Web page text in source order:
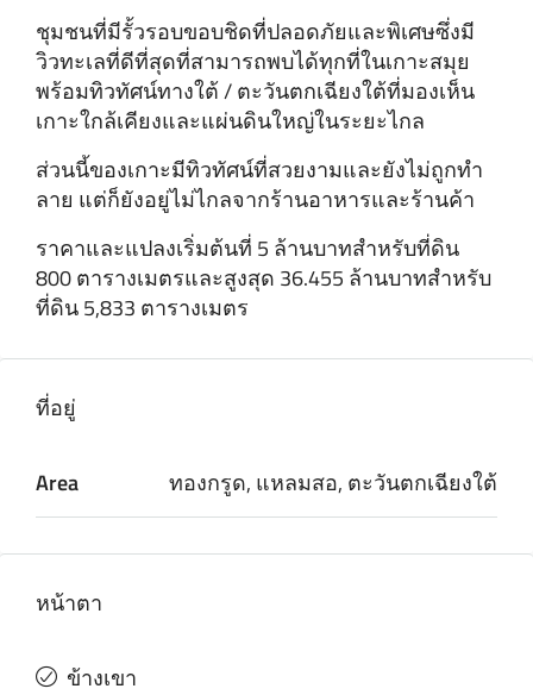
ชุมชนที่มีรั้วรอบขอบชิดที่ปลอดภัยและพิเศษซึ่งมี
วิวทะเลที่ดีที่สุดที่สามารถพบได้ทุกที่ในเกาะสมุย
พร้อมทิวทัศน์ทางใต้ / ตะวันตกเฉียงใต้ที่มองเห็น
เกาะใกล้เคียงและแผ่นดินใหญ่ในระยะไกล
ส่วนนี้ของเกาะมีทิวทัศน์ที่สวยงามและยังไม่ถูกทํา
ลาย แต่ก็ยังอยู่ไม่ไกลจากร้านอาหารและร้านค้า
ราคาและแปลงเริ่มต้นที่ 5 ล้านบาทสําหรับที่ดิน
800 ตารางเมตรและสูงสุด 36.455 ล้านบาทสําหรับ
ที่ดิน 5,833 ตารางเมตร
ที่อยู่
Area ทองกรูด, แหลมสอ, ตะวันตกเฉียงใต้
หน้าตา
ข้างเขา